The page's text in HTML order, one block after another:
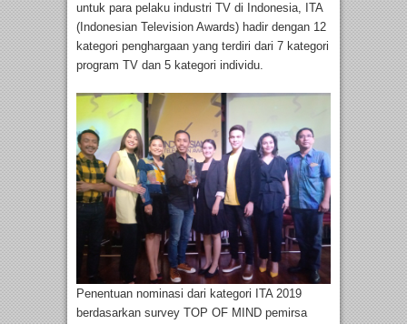
untuk para pelaku industri TV di Indonesia, ITA
(Indonesian Television Awards) hadir dengan 12
kategori penghargaan yang terdiri dari 7 kategori
program TV dan 5 kategori individu.
Penentuan nominasi dari kategori ITA 2019
berdasarkan survey TOP OF MIND pemirsa